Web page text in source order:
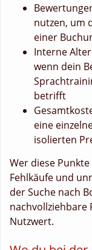
nutzen, um
einer
Interne
wenn dein
betrifft
eine
isolierten
Wer diese
Fehlkäufe und
der Suche nach
nachvollziehbare
Nutzwert.